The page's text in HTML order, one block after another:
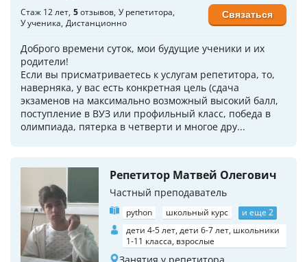
Стаж 12 лет 5отзывов У репетитора
У ученика Дистанционно
Доброго времени суток, мои будущие ученики и их
родители!
Если вы присматриваетесь к услугам репетитора, то,
наверняка, у вас есть конкретная цель (сдача
экзаменов на максимально возможный высокий балл,
поступление в ВУЗ или профильный класс, победа в
олимпиада, пятерка в четверти и многое дру...
Связаться
Репетитор Матвей Олегович
Частный преподаватель
python школьный курс
и еще 2
дети 4-5 лет, дети 6-7 лет, школьники
1-11 класса, взрослые